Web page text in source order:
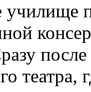
училище
театра,